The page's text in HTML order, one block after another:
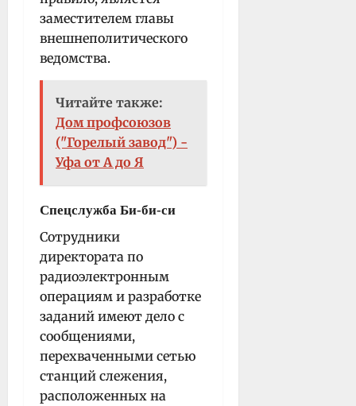
заместителем главы
внешнеполитического
ведомства.
Читайте также:
Дом профсоюзов
("Горелый завод") -
Уфа от А до Я
Спецслужба Би-би-си
Сотрудники
директората по
радиоэлектронным
операциям и разработке
заданий имеют дело с
сообщениями,
перехваченными сетью
станций слежения,
расположенных на